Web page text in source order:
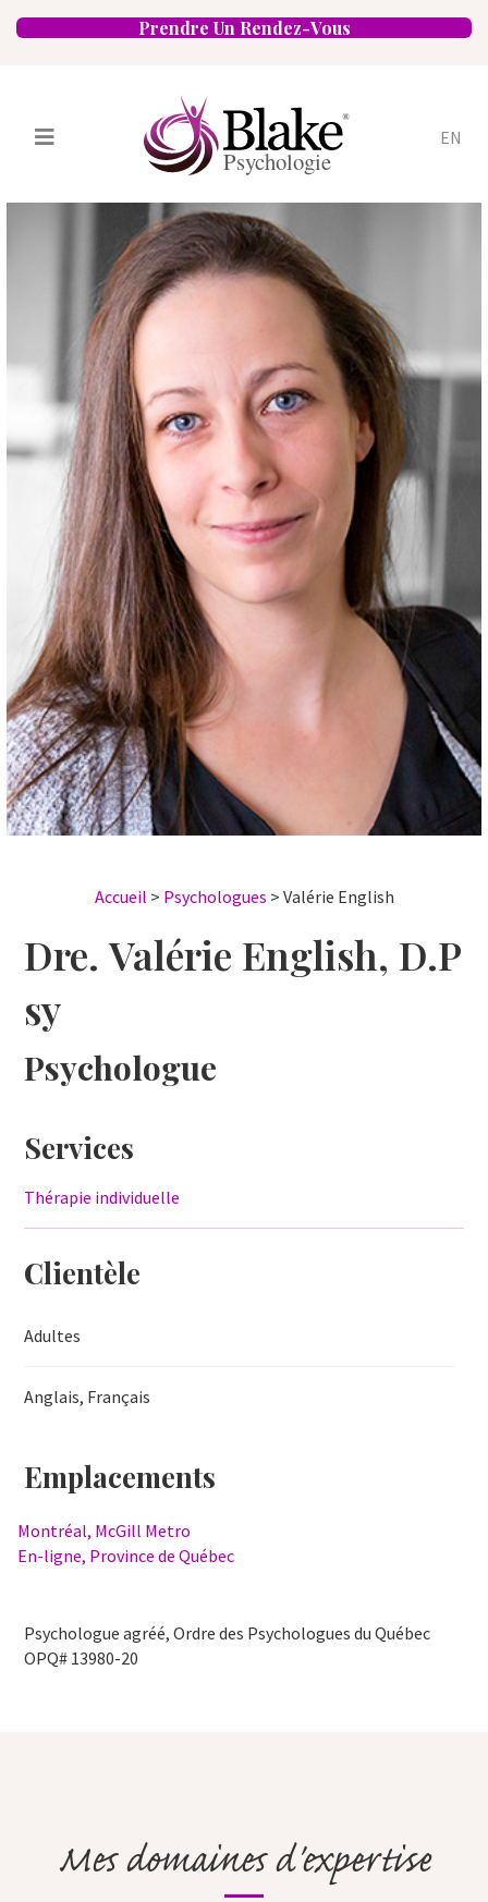
Prendre Un Rendez-Vous
EN
Psychologues
Spécialités
Approches
Emplacements
Blogue
Carrières
Contact
Accueil > Psychologues > Valérie English
Dre. Valérie English, D.P
sy
Psychologue
Services
Thérapie individuelle
Clientèle
Adultes
Anglais, Français
Emplacements
Montréal, McGill Metro
En-ligne, Province de Québec
Psychologue agréé, Ordre des Psychologues du Québec
OPQ# 13980-20
Mes domaines d'expertise